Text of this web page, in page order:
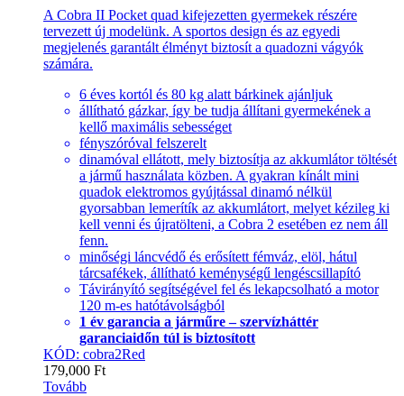
A Cobra II Pocket quad kifejezetten gyermekek részére
tervezett új modelünk. A sportos design és az egyedi
megjelenés garantált élményt biztosít a quadozni vágyók
számára.
6 éves kortól és 80 kg alatt bárkinek ajánljuk
állítható gázkar, így be tudja állítani gyermekének a
kellő maximális sebességet
fényszóróval felszerelt
dinamóval ellátott, mely biztosítja az akkumlátor töltését
a jármű használata közben. A gyakran kínált mini
quadok elektromos gyújtással dinamó nélkül
gyorsabban lemerítík az akkumlátort, melyet kézileg ki
kell venni és újratölteni, a Cobra 2 esetében ez nem áll
fenn.
minőségi láncvédő és erősített fémváz, elöl, hátul
tárcsafékek, állítható keménységű lengéscsillapító
Távirányító segítségével fel és lekapcsolható a motor
120 m-es hatótávolságból
1 év garancia a járműre – szervízháttér
garanciaidőn túl is biztosított
KÓD: cobra2Red
179,000 Ft
Tovább